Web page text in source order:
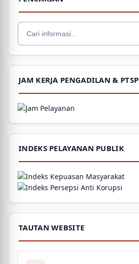
JAM KERJA PENGADILAN & PTSP
INDEKS PELAYANAN PUBLIK
TAUTAN WEBSITE